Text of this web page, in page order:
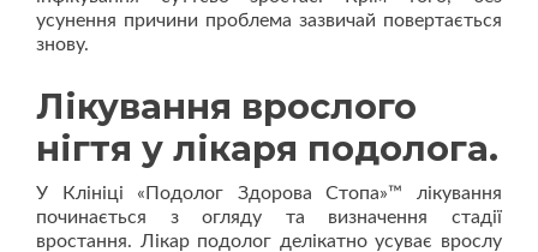
усунення причини проблема зазвичай повертається
знову.
Лікування врослого
нігтя у лікаря подолога.
У Клініці «Подолог Здорова Стопа»™ лікування
починається з огляду та визначення стадії
вростання. Лікар подолог делікатно усуває врослу